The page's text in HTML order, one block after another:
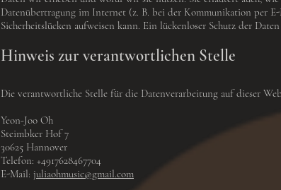
Datenübertragung im Internet (z. B. bei der Kommunikation per
Sicherheitslücken aufweisen kann. Ein lückenloser Schutz der
Hinweis zur verantwortlichen Stelle
Die verantwortliche Stelle für die Datenverarbeitung auf dieser
Yeon-Joo Oh
Steimbker Hof 7
30625 Hannover
Telefon: +4917628467704
E-Mail: juliaohmusic@gmail.com